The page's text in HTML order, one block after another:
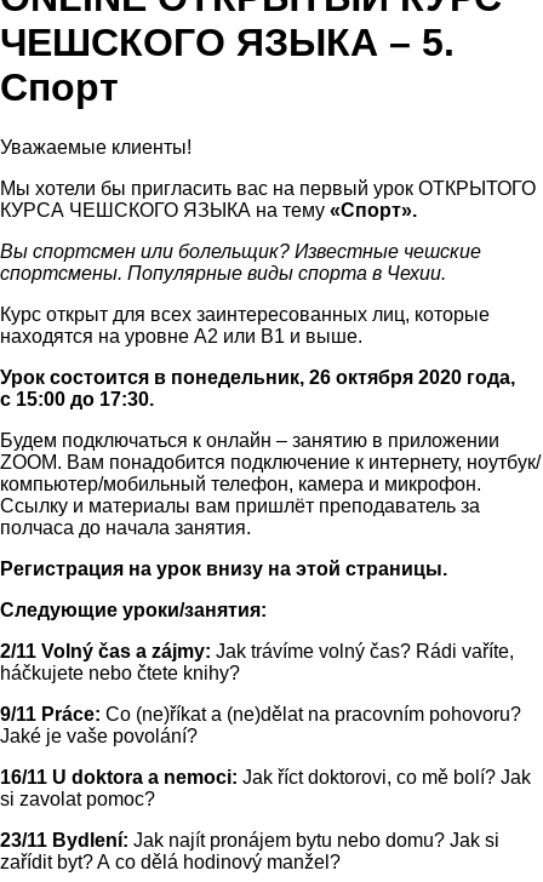
ЧЕШСКОГО ЯЗЫКА – 5.
Спорт
Уважаемые клиенты!
Мы хотели бы пригласить вас на первый урок ОТКРЫТОГО
КУРСА ЧЕШСКОГО ЯЗЫКА на тему «Спорт».
Вы спортсмен или болельщик? Известные чешские
спортсмены. Популярные виды спорта в Чехии.
Курс открыт для всех заинтересованных лиц, которые
находятся на уровне A2 или B1 и выше.
Урок состоится в понедельник, 26 октября 2020 года,
с 15:00 до 17:30.
Будем подключаться к онлайн – занятию в приложении
ZOOM. Вам понадобится подключение к интернету, ноутбук/
компьютер/мобильный телефон, камера и микрофон.
Ссылку и материалы вам пришлёт преподаватель за
полчаса до начала занятия.
Регистрация на урок внизу на этой страницы.
Следующие уроки/занятия:
2/11 Volný čas a zájmy: Jak trávíme volný čas? Rádi vaříte,
háčkujete nebo čtete knihy?
9/11 Práce: Co (ne)říkat a (ne)dělat na pracovním pohovoru?
Jaké je vaše povolání?
16/11 U doktora a nemoci: Jak říct doktorovi, co mě bolí? Jak
si zavolat pomoc?
23/11 Bydlení: Jak najít pronájem bytu nebo domu? Jak si
zařídit byt? A co dělá hodinový manžel?